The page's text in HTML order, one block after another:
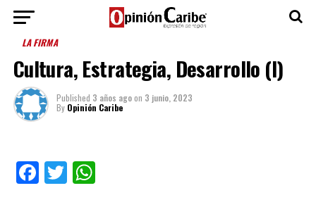
LA FIRMA
Cultura, Estrategia, Desarrollo (I)
Published 3 años agoon 3 junio, 2023
By Opinión Caribe
Facebook
TwitterWhatsApp